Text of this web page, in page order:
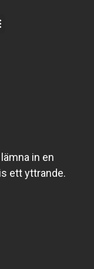
in en
ett yttrande.